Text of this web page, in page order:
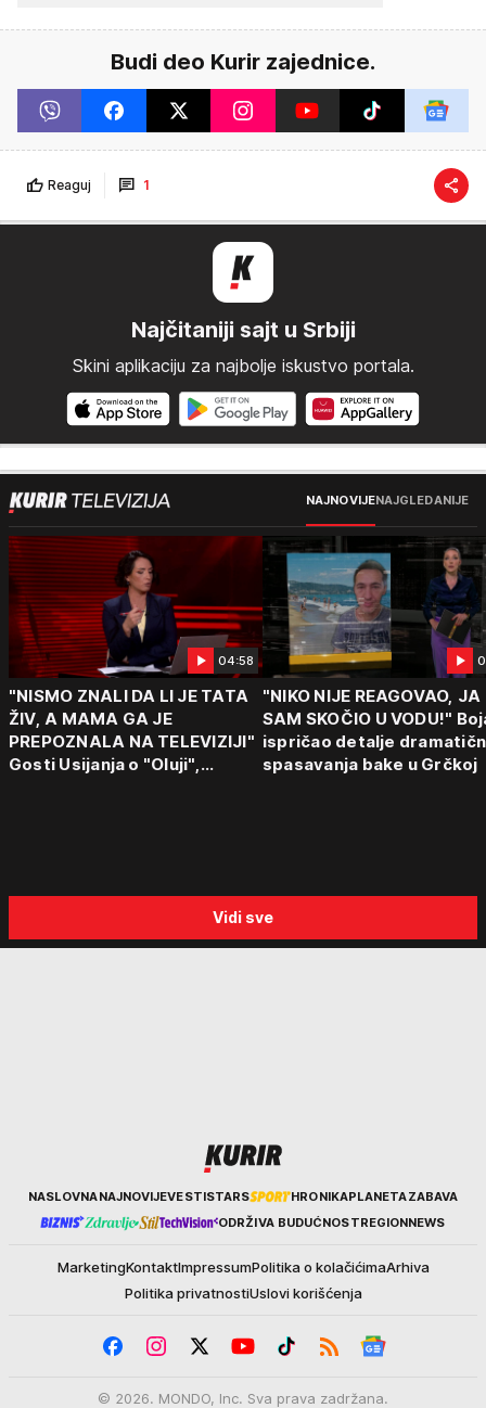
Budi deo Kurir zajednice.
Reaguj 1
Najčitaniji sajt u Srbiji
Skini aplikaciju za najbolje iskustvo portala.
NAJNOVIJENAJGLEDANIJE
04:58
"NISMO ZNALI DA LI JE TATA
ŽIV, A MAMA GA JE
PREPOZNALA NA TELEVIZIJI"
Gosti Usijanja o "Oluji",
"NIKO NIJE REAGOVAO, JA
SAM SKOČIO U VODU!"
ispričao detalje
spasavanja bake u Grčkoj
Vidi sve
KurirNASLOVNANAJNOVIJEVESTISTARS HRONIKAPLANETAZABAVA
ODRŽIVA BUDUĆNOSTREGIONNEWS
MarketingKontaktImpressumPolitika o kolačićimaArhiva
Politika privatnostiUslovi korišćenja
© 2026. MONDO, Inc. Sva prava zadržana.